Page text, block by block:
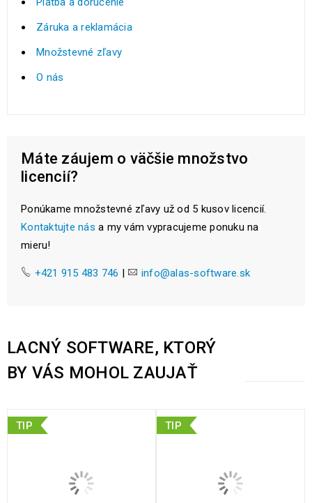
Záruka a reklamácia
Množstevné zľavy
O nás
Máte záujem o väčšie množstvo
licencií?
Ponúkame množstevné zľavy už od 5 kusov licencií.
Kontaktujte nás a my vám vypracujeme ponuku na
mieru!
+421 915 483 746 | info@alas-software.sk
LACNÝ SOFTWARE, KTORÝ
BY VÁS MOHOL ZAUJAŤ
TIP TIP